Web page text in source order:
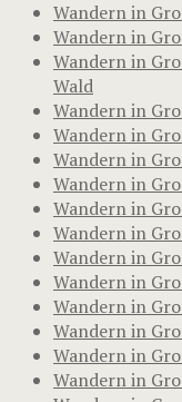
Wandern in
Wandern in
Wandern in
Wald
Wandern in
Wandern in
Wandern in
Wandern in
Wandern in
Wandern in
Wandern in
Wandern in
Wandern in
Wandern in
Wandern in
Wandern in